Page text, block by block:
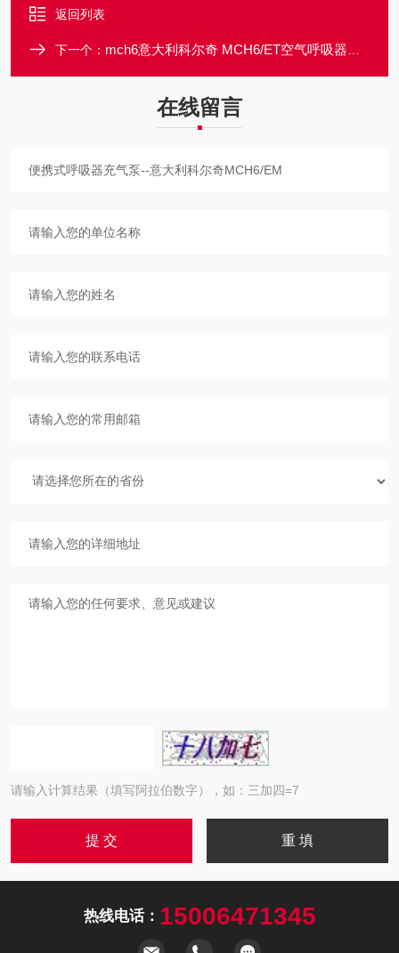
返回列表
下一个： mch6意大利科尔奇 MCH6/ET空气呼吸器充气泵
在线留言
请输入计算结果（填写阿拉伯数字），如：三加四=7
热线电话： 15006471345